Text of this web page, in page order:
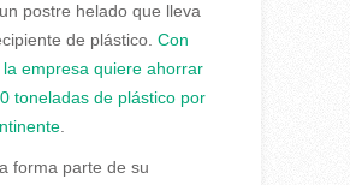
postre helado que lleva
de plástico. Con
empresa quiere ahorrar
toneladas de plástico por
.
forma parte de su